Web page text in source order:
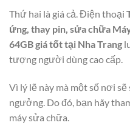
Thứ hai là giá cả. Điện thoại
ứng, thay pin, sửa chữa
64GB giá tốt tại Nha Trang
tượng người dùng cao cấp.
Vì lý lẽ này mà một số nơi sẽ
ngưởng. Do đó, bạn hãy
máy sửa chữa.